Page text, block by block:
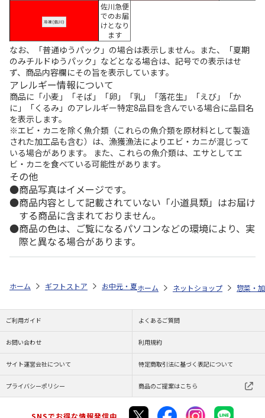
佐川急便
でのお届
けとなり
ます
なお、「普通ゆうパック」の場合は表示しません。また、「夏期
のみチルドゆうパック」などとなる場合は、記号での表示はせ
ず、商品内容欄にその旨を表示しています。
アレルギー情報について
商品に「小麦」「そば」「卵」「乳」「落花生」「えび」「か
に」「くるみ」のアレルギー特定8品目を含んでいる場合に品目名
を表示します。
※エビ・カニを除く魚介類（これらの魚介類を原材料として製造
された加工品も含む）は、漁獲漁法によりエビ・カニが混じって
いる場合があります。 また、これらの魚介類は、エサとしてエ
ビ・カニを食べている可能性があります。
その他
商品写真はイメージです。
商品内容として記載されていない「小道具類」はお届け
する商品に含まれておりません。
商品の色は、ご覧になるパソコンなどの環境により、実
際と異なる場合があります。
ホーム ギフトストア お中元・夏ギフト特集 2026 ゆうゆうギフト
ホーム ネットショップ 惣菜・
ご利用ガイド よくあるご質問
お問い合わせ 利用規約
サイト運営会社について 特定商取引法に基づく表記について
プライバシーポリシー 商品のご提案はこちら
SNSでお得な情報発信中